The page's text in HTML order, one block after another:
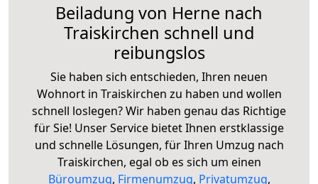
Beiladung von Herne nach
Traiskirchen schnell und
reibungslos
Sie haben sich entschieden, Ihren neuen
Wohnort in Traiskirchen zu haben und wollen
schnell loslegen? Wir haben genau das Richtige
für Sie! Unser Service bietet Ihnen erstklassige
und schnelle Lösungen, für Ihren Umzug nach
Traiskirchen, egal ob es sich um einen
Büroumzug, Firmenumzug, Privatumzug,